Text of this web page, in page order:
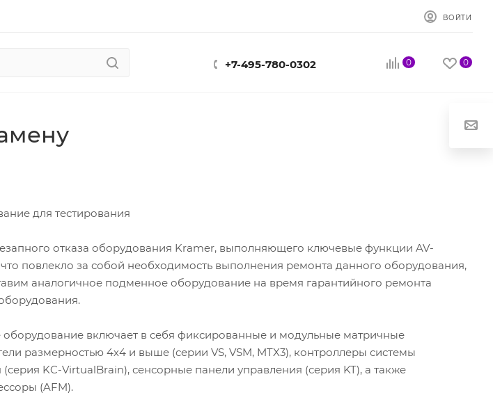
ВОЙТИ
+7-495-780-0302 0 0
отказа оборудования Kramer, выполняющего ключевые функции AV-
повлекло за собой необходимость выполнения ремонта данного оборудования,
аналогичное подменное оборудование на время гарантийного ремонта
включает в себя фиксированные и модульные матричные
размерностью 4х4 и выше (серии VS, VSM, MTX3), контроллеры системы
KC-VirtualBrain), сенсорные панели управления (серия KT), а также
(AFM).